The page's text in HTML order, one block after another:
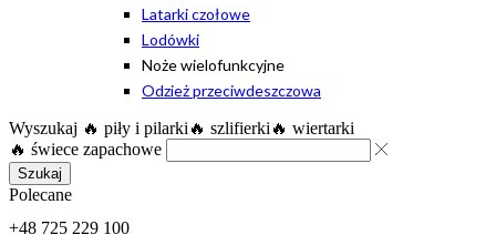
Latarki czołowe
Lodówki
Noże wielofunkcyjne
Odzież przeciwdeszczowa
Wyszukaj 🔥 piły i pilarki 🔥 szlifierki 🔥 wiertarki
🔥 świece zapachowe
Szukaj
Polecane
+48 725 229 100